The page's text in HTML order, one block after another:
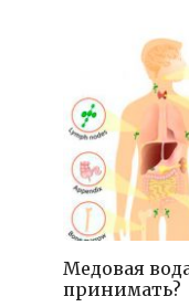
Медовая
принимать?